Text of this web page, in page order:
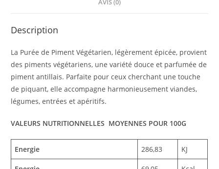
AVIS (0)
Description
La Purée de Piment Végétarien, légèrement épicée, provient
des piments végétariens, une variété douce et parfumée de
piment antillais. Parfaite pour ceux cherchant une touche
de piquant, elle accompagne harmonieusement viandes,
légumes, entrées et apéritifs.
VALEURS NUTRITIONNELLES MOYENNES POUR 100G
Energie 286,83 KJ